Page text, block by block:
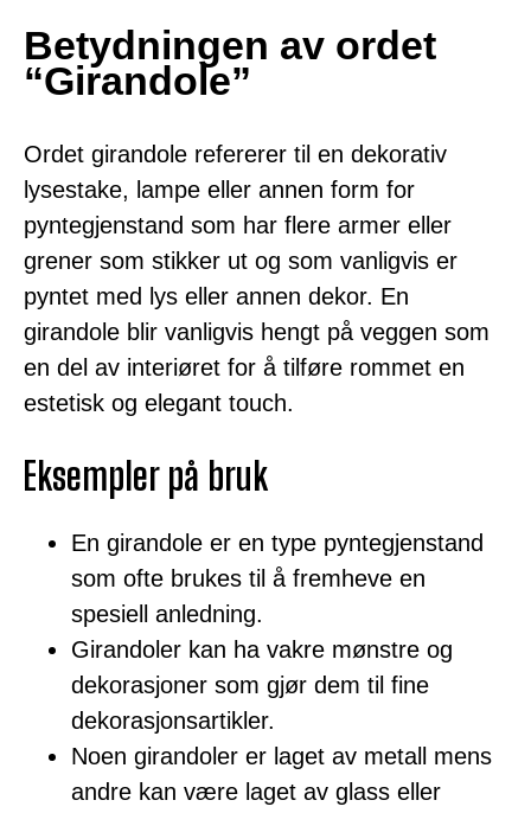
Betydningen av ordet
“Girandole”
Ordet girandole refererer til en dekorativ
lysestake, lampe eller annen form for
pyntegjenstand som har flere armer eller
grener som stikker ut og som vanligvis er
pyntet med lys eller annen dekor. En
girandole blir vanligvis hengt på veggen som
en del av interiøret for å tilføre rommet en
estetisk og elegant touch.
Eksempler på bruk
En girandole er en type pyntegjenstand
som ofte brukes til å fremheve en
spesiell anledning.
Girandoler kan ha vakre mønstre og
dekorasjoner som gjør dem til fine
dekorasjonsartikler.
Noen girandoler er laget av metall mens
andre kan være laget av glass eller